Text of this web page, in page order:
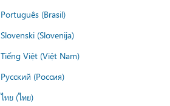
Português (Brasil)
Slovenski (Slovenija)
Tiếng Việt (Việt Nam)
Русский (Россия)
ไทย (ไทย)